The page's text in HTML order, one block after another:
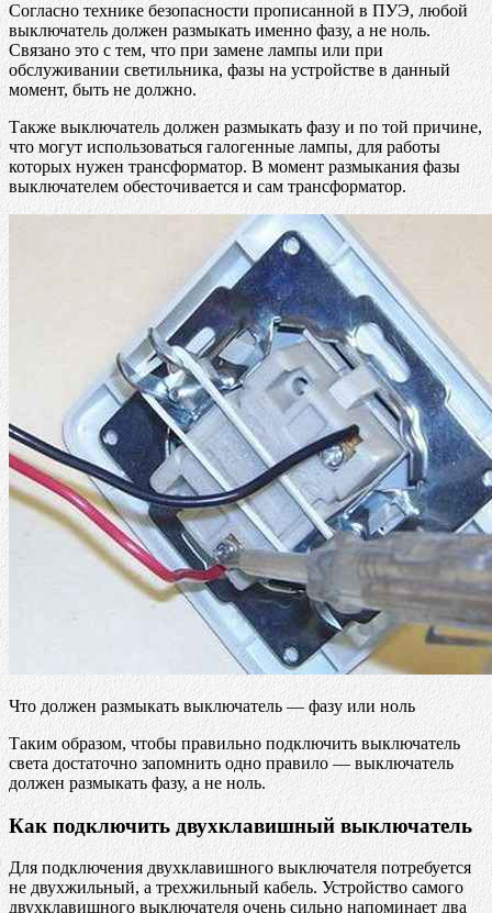
Согласно технике безопасности прописанной в ПУЭ, любой
выключатель должен размыкать именно фазу, а не ноль.
Связано это с тем, что при замене лампы или при
обслуживании светильника, фазы на устройстве в данный
момент, быть не должно.
Также выключатель должен размыкать фазу и по той причине,
что могут использоваться галогенные лампы, для работы
которых нужен трансформатор. В момент размыкания фазы
выключателем обесточивается и сам трансформатор.
Что должен размыкать выключатель — фазу или ноль
Таким образом, чтобы правильно подключить выключатель
света достаточно запомнить одно правило — выключатель
должен размыкать фазу, а не ноль.
Как подключить двухклавишный выключатель
Для подключения двухклавишного выключателя потребуется
не двухжильный, а трехжильный кабель. Устройство самого
двухклавишного выключателя очень сильно напоминает два